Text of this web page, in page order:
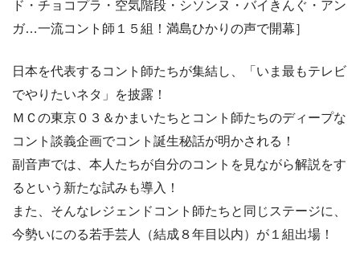
ド・チョコプラ・空気階段・シソンヌ・バイきんぐ・アン
ガ…一流コント師１５組！満島ひかりの声で開幕］
日本を代表するコント師たちが集結し、「いま最もテレビ
でやりたいネタ」を披露！
ＭＣの東京０３＆かまいたちとコント師たちのディープな
コント談義企画でコント誕生秘話が明かされる！
副音声では、本人たちが自分のコントを見ながら解説をす
るという新たな試みも導入！
また、そんなレジェンドコント師たちと同じステージに、
今勢いにのる若手芸人（結成８年目以内）が１組出場！